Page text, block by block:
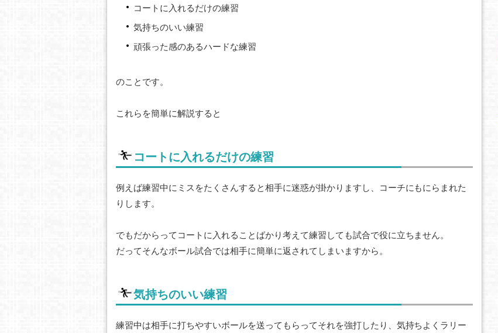
コートに入れるだけの練習
気持ちのいい練習
頑張った感のあるハードな練習
のことです。
これらを簡単に解説すると
コートに入れるだけの練習
例えば練習中にミスをたくさんすると相手に迷惑が掛かりますし、コーチにもにらまれた
りします。
でもだからってコートに入れることばかり考えて練習しても試合で役に立ちません。
だってそんなボール試合では相手に簡単に返されてしまいますから。
気持ちのいい練習
練習中は相手に打ちやすいボールを送ってもらってそれを強打したり、気持ちよくラリー